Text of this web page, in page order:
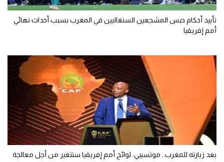
تأييد أحكام حبس المشجعين السنغاليين في المغرب بسبب أحداث نهائي
أمم إفريقيا
بعد زيارته للمغرب.. موتسيبي: لوائح أمم إفريقيا ستتغير من أجل معالجة